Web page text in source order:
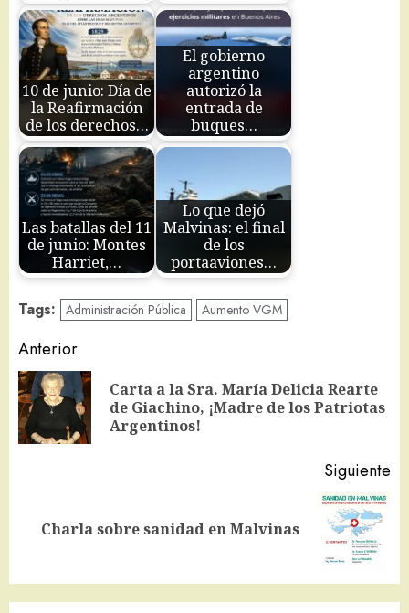
10 de junio: Día de
la Reafirmación
de los derechos…
El gobierno
argentino
autorizó la
entrada de
buques…
Las batallas del 11
de junio: Montes
Harriet,…
Lo que dejó
Malvinas: el final
de los
portaaviones…
Tags: Administración Pública Aumento VGM
Navegación
de
entradas
Anterior
Carta a la Sra. María Delicia Rearte
de Giachino, ¡Madre de los Patriotas
Argentinos!
Siguiente
Siguiente
Charla sobre sanidad en Malvinas